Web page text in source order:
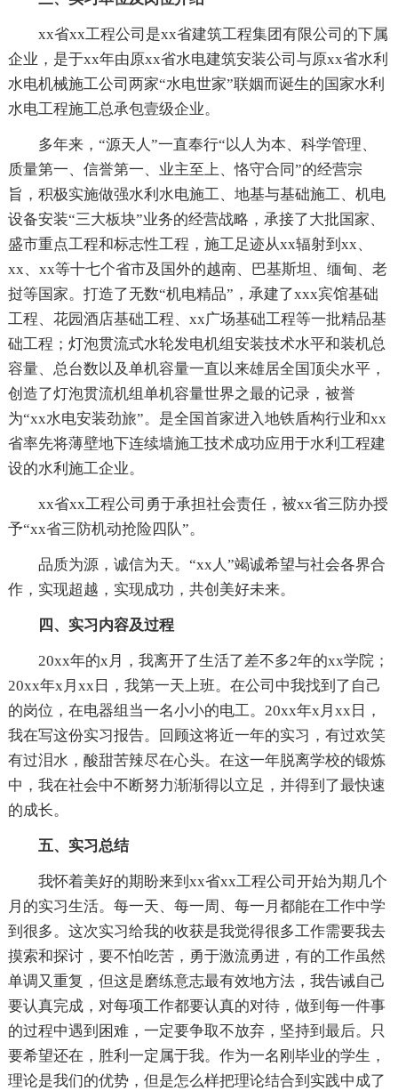
xx省xx工程公司是xx省建筑工程集团有限公司的下属
企业，是于xx年由原xx省水电建筑安装公司与原xx省水利
水电机械施工公司两家“水电世家”联姻而诞生的国家水利
水电工程施工总承包壹级企业。
多年来，“源天人”一直奉行“以人为本、科学管理、
质量第一、信誉第一、业主至上、恪守合同”的经营宗
旨，积极实施做强水利水电施工、地基与基础施工、机电
设备安装“三大板块”业务的经营战略，承接了大批国家、
盛市重点工程和标志性工程，施工足迹从xx辐射到xx、
xx、xx等十七个省市及国外的越南、巴基斯坦、缅甸、老
挝等国家。打造了无数“机电精品”，承建了xxx宾馆基础
工程、花园酒店基础工程、xx广场基础工程等一批精品基
础工程；灯泡贯流式水轮发电机组安装技术水平和装机总
容量、总台数以及单机容量一直以来雄居全国顶尖水平，
创造了灯泡贯流机组单机容量世界之最的记录，被誉
为“xx水电安装劲旅”。是全国首家进入地铁盾构行业和xx
省率先将薄壁地下连续墙施工技术成功应用于水利工程建
设的水利施工企业。
xx省xx工程公司勇于承担社会责任，被xx省三防办授
予“xx省三防机动抢险四队”。
品质为源，诚信为天。“xx人”竭诚希望与社会各界合
作，实现超越，实现成功，共创美好未来。
四、实习内容及过程
20xx年的x月，我离开了生活了差不多2年的xx学院；
20xx年x月xx日，我第一天上班。在公司中我找到了自己
的岗位，在电器组当一名小小的电工。20xx年x月xx日，
我在写这份实习报告。回顾这将近一年的实习，有过欢笑
有过泪水，酸甜苦辣尽在心头。在这一年脱离学校的锻炼
中，我在社会中不断努力渐渐得以立足，并得到了最快速
的成长。
五、实习总结
我怀着美好的期盼来到xx省xx工程公司开始为期几个
月的实习生活。每一天、每一周、每一月都能在工作中学
到很多。这次实习给我的收获是我觉得很多工作需要我去
摸索和探讨，要不怕吃苦，勇于激流勇进，有的工作虽然
单调又重复，但这是磨练意志最有效地方法，我告诫自己
要认真完成，对每项工作都要认真的对待，做到每一件事
的过程中遇到困难，一定要争取不放弃，坚持到最后。只
要希望还在，胜利一定属于我。作为一名刚毕业的学生，
理论是我们的优势，但是怎么样把理论结合到实践中成了